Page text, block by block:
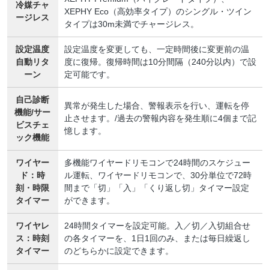
冷媒チャ
ージレス
XEPHY Eco（高効率タイプ）のシングル・ツイン
タイプは30m未満でチャージレス。
設定温度
自動リタ
ーン
設定温度を変更しても、一定時間後に変更前の温
度に復帰。復帰時間は10分間隔（240分以内）で設
定可能です。
自己診断
機能/サー
ビスチェ
ック機能
異常が発生した場合、警報表示を行い、運転を停
止させます。/過去の警報内容を発生順に4個まで記
憶します。
ワイヤー
ド：時
刻・時限
タイマー
多機能ワイヤードリモコンで24時間のスケジュー
ル運転、ワイヤードリモコンで、30分単位で72時
間まで「切」「入」「くり返し切」タイマー設定
ができます。
ワイヤレ
ス：時刻
タイマー
24時間タイマーを設定可能。入／切／入切組合せ
の各タイマーを、1日1回のみ、または毎日繰返し
のどちらかに設定できます。